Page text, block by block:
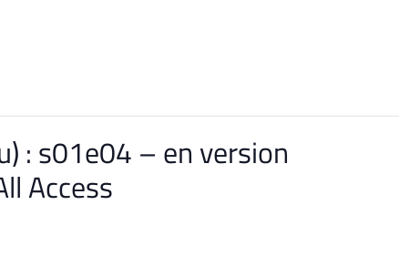
: s01e04 – en version
Access